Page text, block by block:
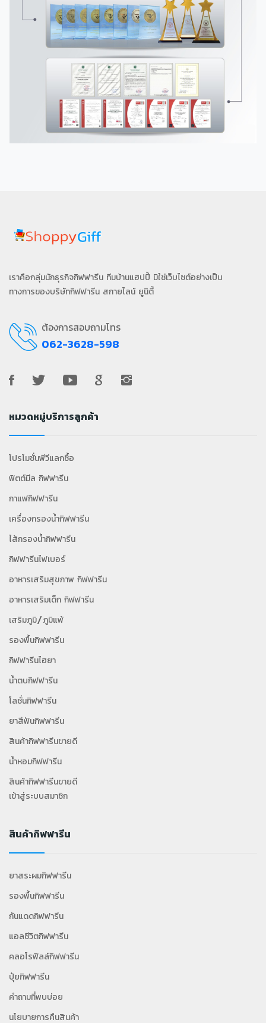
เราคือกลุ่มนักธุรกิจกิฟฟารีน ทีมบ้านแฮปปี้ มิใช่เว็บไซต์อย่างเป็น
ทางการของบริษัทกิฟฟารีน สกายไลน์ ยูนิตี้
ต้องการสอบถามโทร
062-3628-598
หมวดหมู่บริการลูกค้า
โปรโมชั่นพีวีแลกซื้อ
ฟิตต์มีล กิฟฟารีน
กาแฟกิฟฟารีน
เครื่องกรองน้ำกิฟฟารีน
ไส้กรองน้ำกิฟฟารีน
กิฟฟารีนไฟเบอร์
อาหารเสริมสุขภาพ กิฟฟารีน
อาหารเสริมเด็ก กิฟฟารีน
เสริมภูมิ/ภูมิแพ้
รองพื้นกิฟฟารีน
กิฟฟารีนไฮยา
น้ำตบกิฟฟารีน
โลชั่นกิฟฟารีน
ยาสีฟันกิฟฟารีน
สินค้ากิฟฟารีนขายดี
น้ำหอมกิฟฟารีน
สินค้ากิฟฟารีนขายดี
เข้าสู่ระบบสมาชิก
สินค้ากิฟฟารีน
ยาสระผมกิฟฟารีน
รองพื้นกิฟฟารีน
กันแดดกิฟฟารีน
แอลซีวิตกิฟฟารีน
คลอโรฟิลล์กิฟฟารีน
ปุ๋ยกิฟฟารีน
คำถามที่พบบ่อย
นโยบายการคืนสินค้า